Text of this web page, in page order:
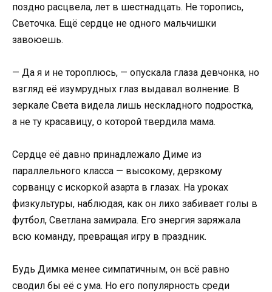
поздно расцвела, лет в шестнадцать. Не торопись,
Светочка. Ещё сердце не одного мальчишки
завоюешь.
— Да я и не тороплюсь, — опускала глаза девчонка, но
взгляд её изумрудных глаз выдавал волнение. В
зеркале Света видела лишь нескладного подростка,
а не ту красавицу, о которой твердила мама.
Сердце её давно принадлежало Диме из
параллельного класса — высокому, дерзкому
сорванцу с искоркой азарта в глазах. На уроках
физкультуры, наблюдая, как он лихо забивает голы в
футбол, Светлана замирала. Его энергия заряжала
всю команду, превращая игру в праздник.
Будь Димка менее симпатичным, он всё равно
сводил бы её с ума. Но его популярность среди